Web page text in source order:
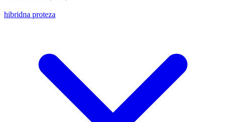
hibridna proteza